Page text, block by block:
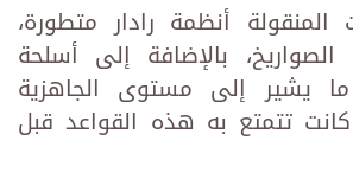
أنظمة رادار متطورة،
بالإضافة إلى أسلحة
ما يشير إلى مستوى الجاهزية
تتمتع به هذه القواعد قبل